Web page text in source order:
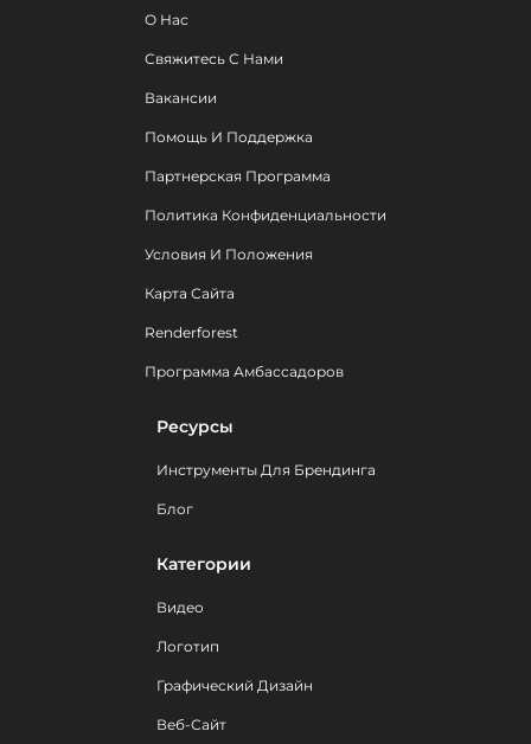
О Нас
Свяжитесь С Нами
Вакансии
Помощь И Поддержка
Партнерская Программа
Политика Конфиденциальности
Условия И Положения
Карта Сайта
Renderforest
Программа Амбассадоров
Ресурсы
Инструменты Для Брендинга
Блог
Категории
Видео
Логотип
Графический Дизайн
Веб-Сайт